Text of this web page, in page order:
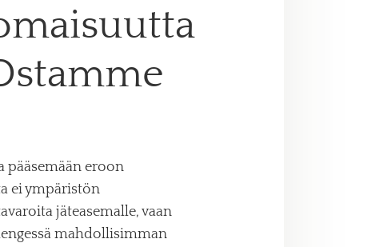
pääsemään eroon
ei ympäristön
jäteasemalle, vaan
mahdollisimman